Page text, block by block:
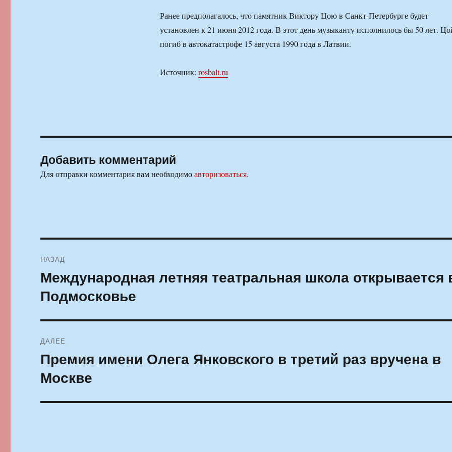
Ранее предполагалось, что памятник Виктору Цою в Санкт-Петербурге будет
установлен к 21 июня 2012 года. В этот день музыканту исполнилось бы 50 лет.
погиб в автокатастрофе 15 августа 1990 года в Латвии.
Источник: rosbalt.ru
Добавить комментарий
Для отправки комментария вам необходимоавторизоваться.
по
записям
НАЗАД
Предыдущая
Международная летняя театральная школа открывается
Подмосковье
ДАЛЕЕ
Следующая
запись:
Премия имени Олега Янковского в третий раз вручена в
Москве